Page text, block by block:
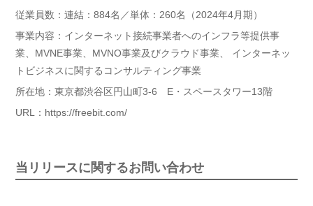
従業員数：連結：884名／単体：260名（2024年4月期）
事業内容：インターネット接続事業者へのインフラ等提供事
業、MVNE事業、MVNO事業及びクラウド事業、 インターネッ
トビジネスに関するコンサルティング事業
所在地：東京都渋谷区円山町3-6 E・スペースタワー13階
URL：https://freebit.com/
当リリースに関するお問い合わせ